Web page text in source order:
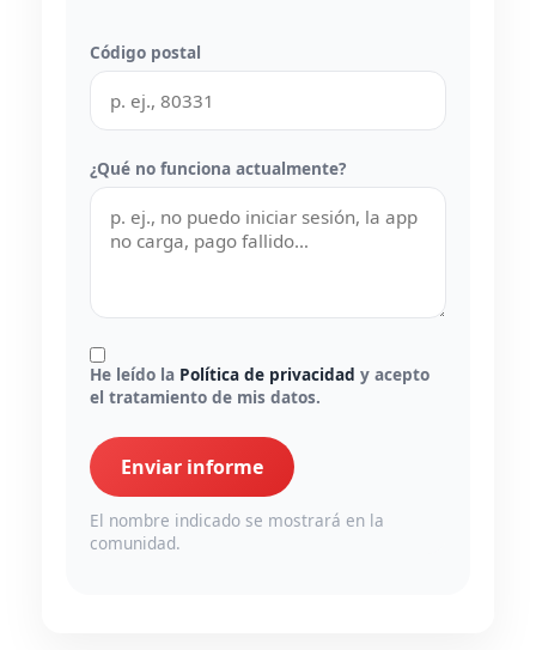
Código postal
¿Qué no funciona actualmente?
He leído la Política de privacidad y acepto
el tratamiento de mis datos.
Enviar informe
El nombre indicado se mostrará en la
comunidad.